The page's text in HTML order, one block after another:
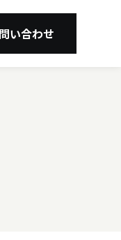
い合わせ